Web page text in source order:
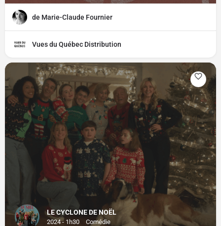
de Marie-Claude Fournier
Vues du Québec Distribution
LE CYCLONE DE NOËL
2024 - 1h30 Comédie